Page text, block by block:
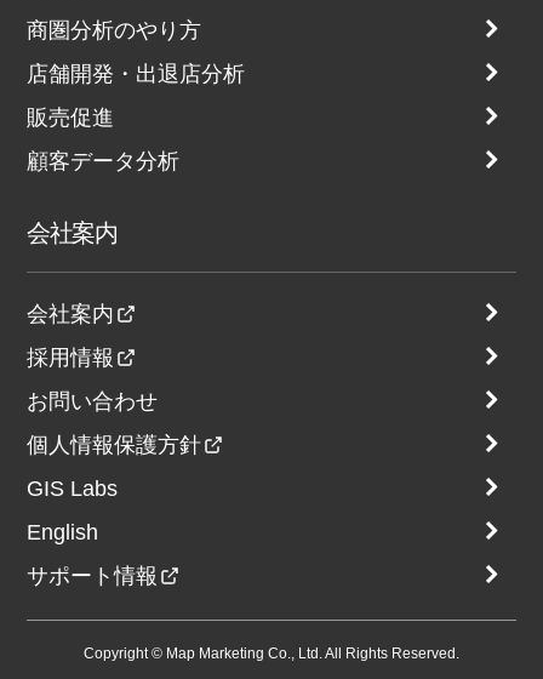
商圏分析のやり方
店舗開発・出退店分析
販売促進
顧客データ分析
会社案内
会社案内
採用情報
お問い合わせ
個人情報保護方針
GIS Labs
English
サポート情報
Copyright © Map Marketing Co., Ltd. All Rights Reserved.